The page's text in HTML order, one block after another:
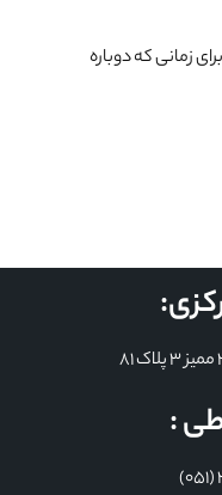
زمانی که دوباره
: